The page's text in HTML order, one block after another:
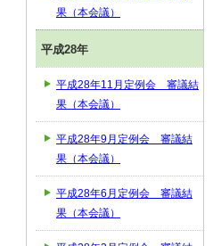
果（本会議）
平成28年
平成28年11月定例会 審議結
果（本会議）
平成28年9月定例会 審議結
果（本会議）
平成28年6月定例会 審議結
果（本会議）